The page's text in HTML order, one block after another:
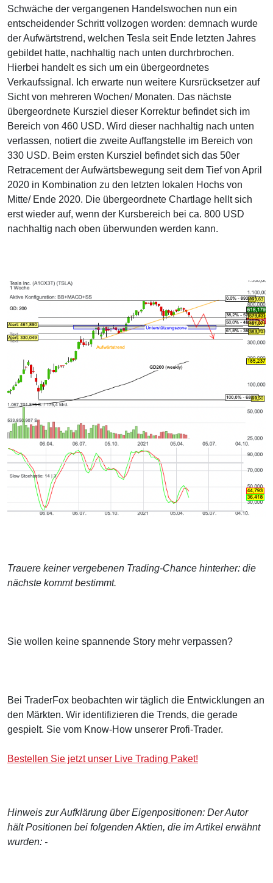
Schwäche der vergangenen Handelswochen nun ein
entscheidender Schritt vollzogen worden: demnach wurde
der Aufwärtstrend, welchen Tesla seit Ende letzten Jahres
gebildet hatte, nachhaltig nach unten durchrbrochen.
Hierbei handelt es sich um ein übergeordnetes
Verkaufssignal. Ich erwarte nun weitere Kursrücksetzer auf
Sicht von mehreren Wochen/ Monaten. Das nächste
übergeordnete Kursziel dieser Korrektur befindet sich im
Bereich von 460 USD. Wird dieser nachhaltig nach unten
verlassen, notiert die zweite Auffangstelle im Bereich von
330 USD. Beim ersten Kursziel befindet sich das 50er
Retracement der Aufwärtsbewegung seit dem Tief von April
2020 in Kombination zu den letzten lokalen Hochs von
Mitte/ Ende 2020. Die übergeordnete Chartlage hellt sich
erst wieder auf, wenn der Kursbereich bei ca. 800 USD
nachhaltig nach oben überwunden werden kann.
Trauere keiner vergebenen Trading-Chance hinterher: die
nächste kommt bestimmt.
Sie wollen keine spannende Story mehr verpassen?
Bei TraderFox beobachten wir täglich die Entwicklungen an
den Märkten. Wir identifizieren die Trends, die gerade
gespielt. Sie vom Know-How unserer Profi-Trader.
Bestellen Sie jetzt unser Live Trading Paket!
Hinweis zur Aufklärung über Eigenpositionen: Der Autor
hält Positionen bei folgenden Aktien, die im Artikel erwähnt
wurden: -